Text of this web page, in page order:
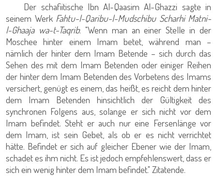
Der schafiitische Ibn Al-Qaasim Al-Ghazzi sagte in
seinem Werk Fahtu-l-Qaribu-l-Mudschibu Scharhi Matni-
l-Ghaaja wa-t-Taqrib: "Wenn man an einer Stelle in der
Moschee hinter einem Imam betet, während man –
nämlich der hinter dem Imam Betende – sich durch das
Sehen des mit dem Imam Betenden oder einiger Reihen
der hinter dem Imam Betenden des Vorbetens des Imams
versichert, genügt es einem, das heißt, es reicht dem hinter
dem Imam Betenden hinsichtlich der Gültigkeit des
synchronen Folgens aus, solange er sich nicht vor dem
Imam befindet. Steht er auch nur eine Fersenlänge vor
dem Imam, ist sein Gebet, als ob er es nicht verrichtet
hätte. Befindet er sich auf gleicher Ebener wie der Imam,
schadet es ihm nicht. Es ist jedoch empfehlenswert, dass er
sich ein wenig hinter dem Imam befindet." Zitatende.